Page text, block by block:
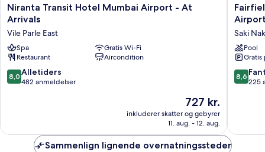
Niranta
Transit
Mumbai
Airport
-
At
Arrivals
Niranta Transit Hotel Mumbai Airport - At
Arrivals
Vile Parle East
Spa
Gratis Wi-Fi
Restaurant
Aircondition
8.0
ud
anmeldelser
8,0 Alletiders
482 anmeldelser
Prisen
er
727 kr.
727 kr.
inkluderer skatter og gebyrer
11. aug. - 12. aug.
Fairfield
by
Marriott
Mumbai
Airport
Saki
Naka
Saki
Pool
Gratis
8.6
ud
8,6
225
Sammenlign lignende overnatningssteder